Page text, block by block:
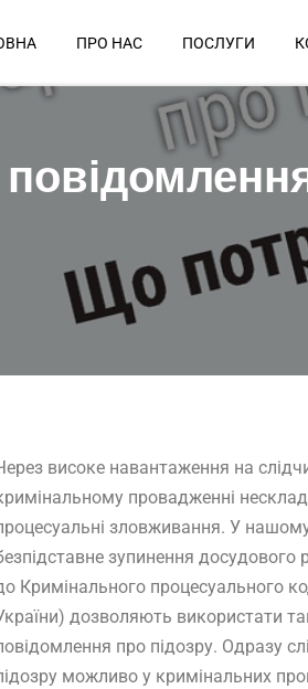
ПРО НАС ПОСЛУГИ
високе навантаження на
провадженні
зловживання. У
зупинення досудового
Кримінального процесуального
дозволяють використати
про підозру. Одразу
можливо у кримінальних